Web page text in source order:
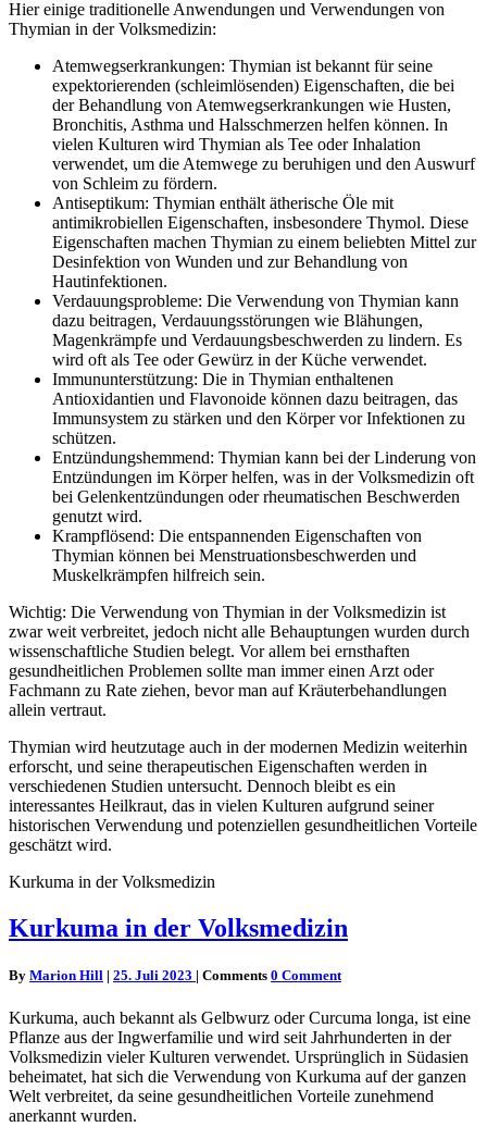
Hier einige traditionelle Anwendungen und Verwendungen von
Thymian in der Volksmedizin:
Atemwegserkrankungen: Thymian ist bekannt für seine
expektorierenden (schleimlösenden) Eigenschaften, die bei
der Behandlung von Atemwegserkrankungen wie Husten,
Bronchitis, Asthma und Halsschmerzen helfen können. In
vielen Kulturen wird Thymian als Tee oder Inhalation
verwendet, um die Atemwege zu beruhigen und den Auswurf
von Schleim zu fördern.
Antiseptikum: Thymian enthält ätherische Öle mit
antimikrobiellen Eigenschaften, insbesondere Thymol. Diese
Eigenschaften machen Thymian zu einem beliebten Mittel zur
Desinfektion von Wunden und zur Behandlung von
Hautinfektionen.
Verdauungsprobleme: Die Verwendung von Thymian kann
dazu beitragen, Verdauungsstörungen wie Blähungen,
Magenkrämpfe und Verdauungsbeschwerden zu lindern. Es
wird oft als Tee oder Gewürz in der Küche verwendet.
Immununterstützung: Die in Thymian enthaltenen
Antioxidantien und Flavonoide können dazu beitragen, das
Immunsystem zu stärken und den Körper vor Infektionen zu
schützen.
Entzündungshemmend: Thymian kann bei der Linderung von
Entzündungen im Körper helfen, was in der Volksmedizin oft
bei Gelenkentzündungen oder rheumatischen Beschwerden
genutzt wird.
Krampflösend: Die entspannenden Eigenschaften von
Thymian können bei Menstruationsbeschwerden und
Muskelkrämpfen hilfreich sein.
Wichtig: Die Verwendung von Thymian in der Volksmedizin ist
zwar weit verbreitet, jedoch nicht alle Behauptungen wurden durch
wissenschaftliche Studien belegt. Vor allem bei ernsthaften
gesundheitlichen Problemen sollte man immer einen Arzt oder
Fachmann zu Rate ziehen, bevor man auf Kräuterbehandlungen
allein vertraut.
Thymian wird heutzutage auch in der modernen Medizin weiterhin
erforscht, und seine therapeutischen Eigenschaften werden in
verschiedenen Studien untersucht. Dennoch bleibt es ein
interessantes Heilkraut, das in vielen Kulturen aufgrund seiner
historischen Verwendung und potenziellen gesundheitlichen Vorteile
geschätzt wird.
Kurkuma in der Volksmedizin
Kurkuma in der Volksmedizin
By Marion Hill | 25. Juli 2023 | Comments 0 Comment
Kurkuma, auch bekannt als Gelbwurz oder Curcuma longa, ist eine
Pflanze aus der Ingwerfamilie und wird seit Jahrhunderten in der
Volksmedizin vieler Kulturen verwendet. Ursprünglich in Südasien
beheimatet, hat sich die Verwendung von Kurkuma auf der ganzen
Welt verbreitet, da seine gesundheitlichen Vorteile zunehmend
anerkannt wurden.